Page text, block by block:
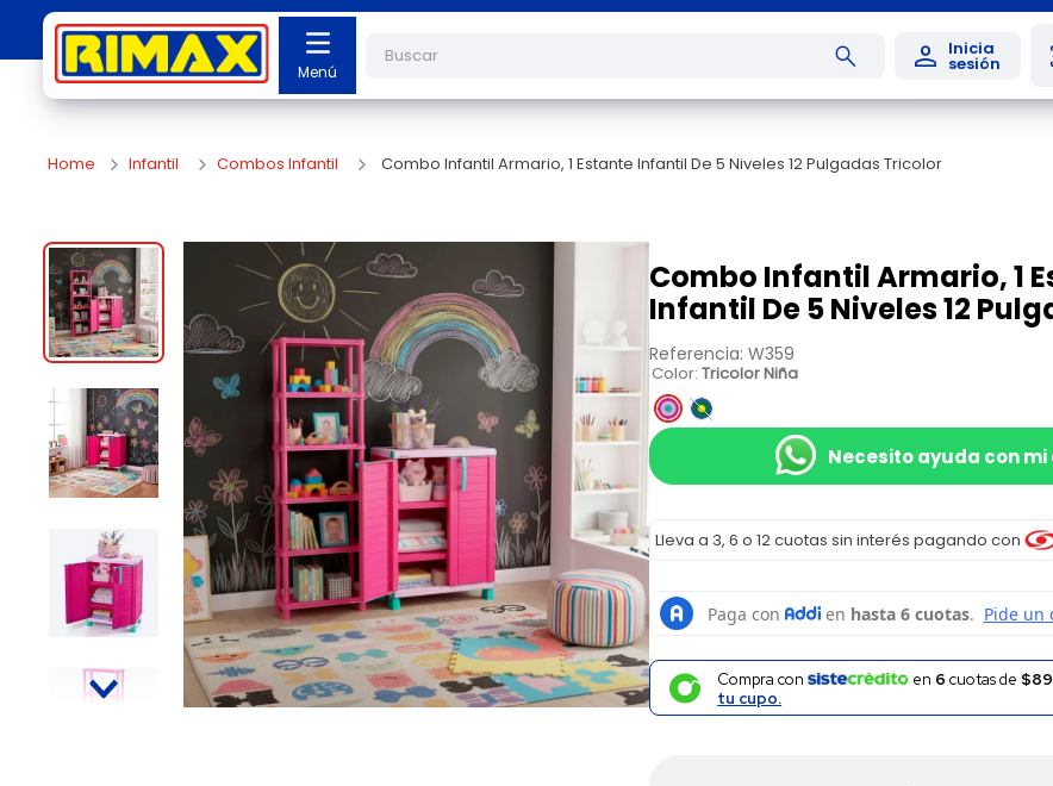
Infantil Combos Infantil Combo Infantil Armario, 1 Estante Infantil De 5 Niveles 12 Pulgadas Tricolor
Combo Infantil Armario, 1
Infantil De 5 Niveles 12
Referencia: W359
Color: Tricolor Niña
Necesito ayuda con
Lleva a 3, 6 o 12 cuotas sin interés pagando con
Compra con en 6 cuotas de
tu cupo.